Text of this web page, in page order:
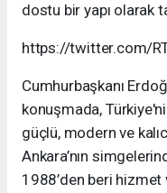
dostu bir yapı olarak
https://twitter.com/
Cumhurbaşkanı
konuşmada,
güçlü, modern ve
Ankara’nın
1988’den beri hizmet